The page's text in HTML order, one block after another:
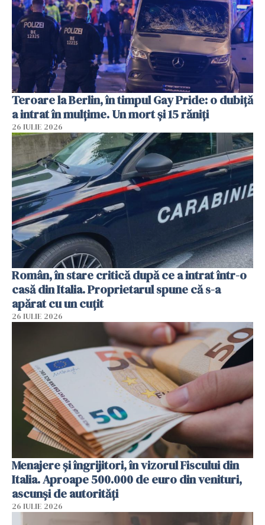
Teroare la Berlin, în timpul Gay Pride: o dubiță
a intrat în mulțime. Un mort și 15 răniți
26 IULIE 2026
Român, în stare critică după ce a intrat într-o
casă din Italia. Proprietarul spune că s-a
apărat cu un cuțit
26 IULIE 2026
Menajere și îngrijitori, în vizorul Fiscului din
Italia. Aproape 500.000 de euro din venituri,
ascunși de autorități
26 IULIE 2026